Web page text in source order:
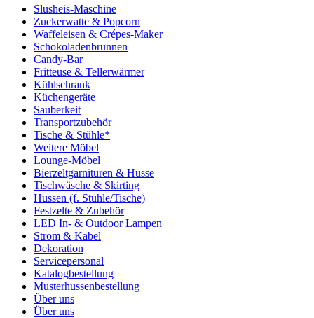
Slusheis-Maschine
Zuckerwatte & Popcorn
Waffeleisen & Crépes-Maker
Schokoladenbrunnen
Candy-Bar
Fritteuse & Tellerwärmer
Kühlschrank
Küchengeräte
Sauberkeit
Transportzubehör
Tische & Stühle*
Weitere Möbel
Lounge-Möbel
Bierzeltgarnituren & Husse
Tischwäsche & Skirting
Hussen (f. Stühle/Tische)
Festzelte & Zubehör
LED In- & Outdoor Lampen
Strom & Kabel
Dekoration
Servicepersonal
Katalogbestellung
Musterhussenbestellung
Über uns
Über uns